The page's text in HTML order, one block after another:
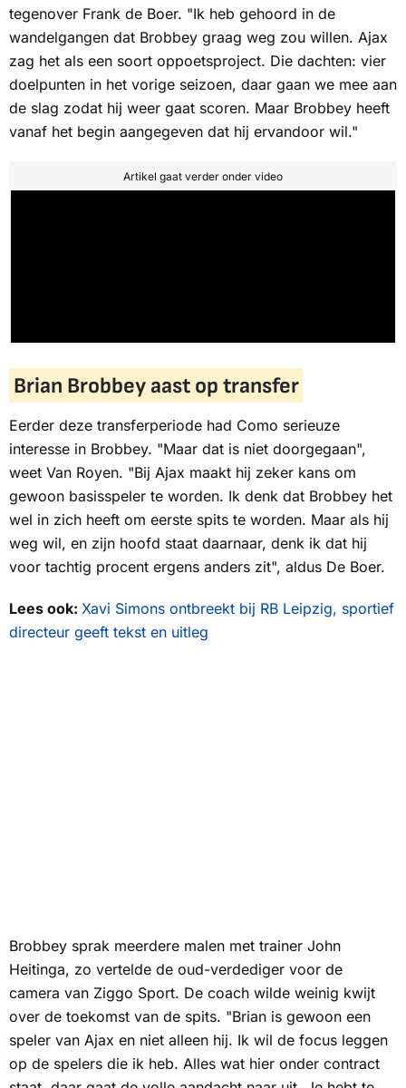
tegenover Frank de Boer. "Ik heb gehoord in de
wandelgangen dat Brobbey graag weg zou willen. Ajax
zag het als een soort oppoetsproject. Die dachten: vier
doelpunten in het vorige seizoen, daar gaan we mee aan
de slag zodat hij weer gaat scoren. Maar Brobbey heeft
vanaf het begin aangegeven dat hij ervandoor wil."
Artikel gaat verder onder video
Brian Brobbey aast op transfer
Eerder deze transferperiode had Como serieuze
interesse in Brobbey. "Maar dat is niet doorgegaan",
weet Van Royen. "Bij Ajax maakt hij zeker kans om
gewoon basisspeler te worden. Ik denk dat Brobbey het
wel in zich heeft om eerste spits te worden. Maar als hij
weg wil, en zijn hoofd staat daarnaar, denk ik dat hij
voor tachtig procent ergens anders zit", aldus De Boer.
Lees ook: Xavi Simons ontbreekt bij RB Leipzig, sportief
directeur geeft tekst en uitleg
Brobbey sprak meerdere malen met trainer John
Heitinga, zo vertelde de oud-verdediger voor de
camera van Ziggo Sport. De coach wilde weinig kwijt
over de toekomst van de spits. "Brian is gewoon een
speler van Ajax en niet alleen hij. Ik wil de focus leggen
op de spelers die ik heb. Alles wat hier onder contract